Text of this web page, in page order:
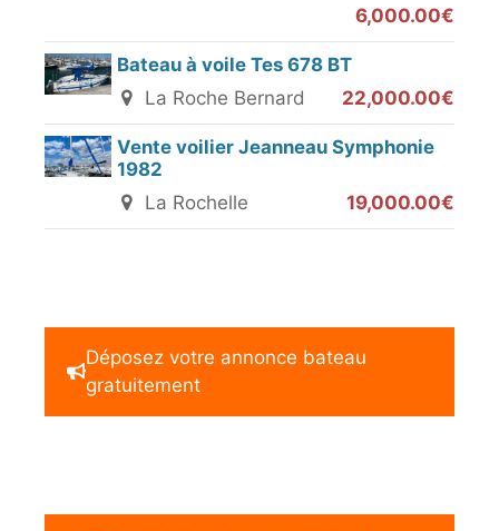
6,000.00€
Bateau à voile Tes 678 BT
La Roche Bernard
22,000.00€
Vente voilier Jeanneau Symphonie
1982
La Rochelle
19,000.00€
Déposez votre annonce bateau
gratuitement